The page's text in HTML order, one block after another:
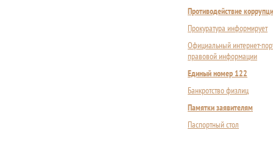
Противодействие
Прокуратура информирует
Официальный интернет-
правовой информации
Единый номер 122
Банкротство физлиц
Памятки заявителям
Паспортный стол